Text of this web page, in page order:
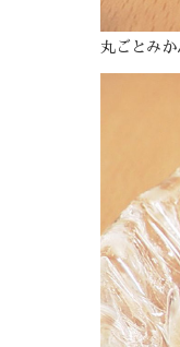
丸ごとみ